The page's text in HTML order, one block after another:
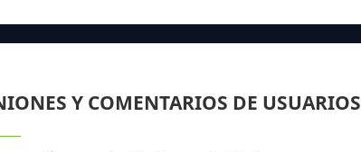
Y COMENTARIOS DE USUARIOS